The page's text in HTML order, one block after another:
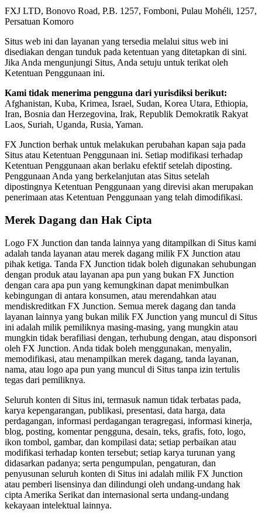
FXJ LTD, Bonovo Road, P.B. 1257, Fomboni, Pulau Mohéli, 1257,
Persatuan Komoro
Situs web ini dan layanan yang tersedia melalui situs web ini
disediakan dengan tunduk pada ketentuan yang ditetapkan di sini.
Jika Anda mengunjungi Situs, Anda setuju untuk terikat oleh
Ketentuan Penggunaan ini.
Kami tidak menerima pengguna dari yurisdiksi berikut:
Afghanistan, Kuba, Krimea, Israel, Sudan, Korea Utara, Ethiopia,
Iran, Bosnia dan Herzegovina, Irak, Republik Demokratik Rakyat
Laos, Suriah, Uganda, Rusia, Yaman.
FX Junction berhak untuk melakukan perubahan kapan saja pada
Situs atau Ketentuan Penggunaan ini. Setiap modifikasi terhadap
Ketentuan Penggunaan akan berlaku efektif setelah diposting.
Penggunaan Anda yang berkelanjutan atas Situs setelah
dipostingnya Ketentuan Penggunaan yang direvisi akan merupakan
penerimaan atas Ketentuan Penggunaan yang telah dimodifikasi.
Merek Dagang dan Hak Cipta
Logo FX Junction dan tanda lainnya yang ditampilkan di Situs kami
adalah tanda layanan atau merek dagang milik FX Junction atau
pihak ketiga. Tanda FX Junction tidak boleh digunakan sehubungan
dengan produk atau layanan apa pun yang bukan FX Junction
dengan cara apa pun yang kemungkinan dapat menimbulkan
kebingungan di antara konsumen, atau merendahkan atau
mendiskreditkan FX Junction. Semua merek dagang dan tanda
layanan lainnya yang bukan milik FX Junction yang muncul di Situs
ini adalah milik pemiliknya masing-masing, yang mungkin atau
mungkin tidak berafiliasi dengan, terhubung dengan, atau disponsori
oleh FX Junction. Anda tidak boleh menggunakan, menyalin,
memodifikasi, atau menampilkan merek dagang, tanda layanan,
nama, atau logo apa pun yang muncul di Situs tanpa izin tertulis
tegas dari pemiliknya.
Seluruh konten di Situs ini, termasuk namun tidak terbatas pada,
karya kepengarangan, publikasi, presentasi, data harga, data
perdagangan, informasi perdagangan teragregasi, informasi kinerja,
blog, posting, komentar pengguna, desain, teks, grafis, foto, logo,
ikon tombol, gambar, dan kompilasi data; setiap perbaikan atau
modifikasi terhadap konten tersebut; setiap karya turunan yang
didasarkan padanya; serta pengumpulan, pengaturan, dan
penyusunan seluruh konten di Situs ini adalah milik FX Junction
atau pemberi lisensinya dan dilindungi oleh undang-undang hak
cipta Amerika Serikat dan internasional serta undang-undang
kekayaan intelektual lainnya.